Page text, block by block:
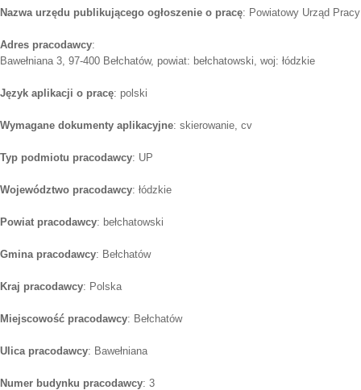
Nazwa urzędu publikującego ogłoszenie o pracę: Powiatowy Urząd
Adres pracodawcy:
Bawełniana 3, 97-400 Bełchatów, powiat: bełchatowski, woj: łódzkie
Język aplikacji o pracę: polski
Wymagane dokumenty aplikacyjne: skierowanie, cv
Typ podmiotu pracodawcy: UP
Województwo pracodawcy: łódzkie
Powiat pracodawcy: bełchatowski
Gmina pracodawcy: Bełchatów
Kraj pracodawcy: Polska
Miejscowość pracodawcy: Bełchatów
Ulica pracodawcy: Bawełniana
Numer budynku pracodawcy: 3